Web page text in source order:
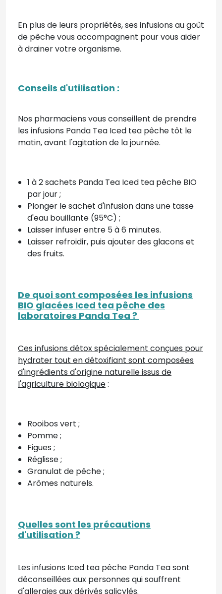
En plus de leurs propriétés, ses infusions au goût
de pêche vous accompagnent pour vous aider
à drainer votre organisme.
Conseils d'utilisation :
Nos pharmaciens vous conseillent de prendre
les infusions Panda Tea Iced tea pêche tôt le
matin, avant l'agitation de la journée.
1 à 2 sachets Panda Tea Iced tea pêche BIO
par jour ;
Plonger le sachet d'infusion dans une tasse
d'eau bouillante (95°C) ;
Laisser infuser entre 5 à 6 minutes.
Laisser refroidir, puis ajouter des glacons et
des fruits.
De quoi sont composées les infusions
BIO glacées Iced tea pêche des
laboratoires Panda Tea ?
Ces infusions détox spécialement conçues pour
hydrater tout en détoxifiant sont composées
d'ingrédients d'origine naturelle issus de
l'agriculture biologique:
Rooibos vert ;
Pomme ;
Figues ;
Réglisse ;
Granulat de pêche ;
Arômes naturels.
Quelles sont les précautions
d'utilisation ?
Les infusions Iced tea pêche Panda Tea sont
déconseillées aux personnes qui souffrent
d'allergies aux dérivés salicylés.